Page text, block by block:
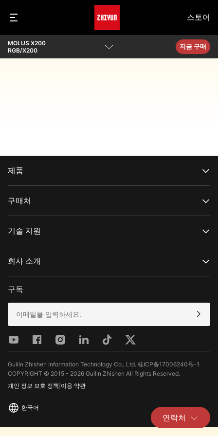
스토어
MOLUS X200
RGB/X200
지금 구매
연락처
제품
WEEBILL 시리즈
SMOOTH 시리즈
FIVERAY 시리즈
구매처
공인 온라인 스토어
매장 구매
기술 지원
다운로드
수리 서비스
카메라 호환성 보기
회사 소개
Newsroom
연락처
피드백
구독
Guilin Zhishen Information Technology Co., Ltd. 桂ICP备17006240号-1
COPYRIGHT © 2015 - 2026 Guilin Zhishen All Rights Reserved.
개인 정보 보호 정책 이용 약관
한국어